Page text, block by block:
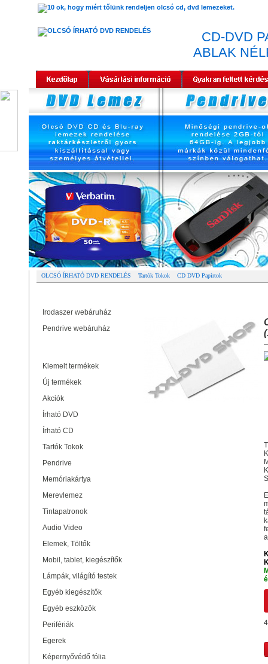
CD-DVD
ABLAK
OLCSÓ ÍRHATÓ DVD RENDELÉS Tartók Tokok CD DVD Papírtok
Irodaszer webáruház
Pendrive webáruház
Kiemelt termékek
Új termékek
Akciók
Írható DVD
Írható CD
Tartók Tokok
Pendrive
Memóriakártya
Merevlemez
Tintapatronok
Audio Video
Elemek, Töltők
Mobil, tablet, kiegészítők
Lámpák, világító testek
Egyéb kiegészítők
Egyéb eszközök
Perifériák
Egerek
Képernyővédő fólia